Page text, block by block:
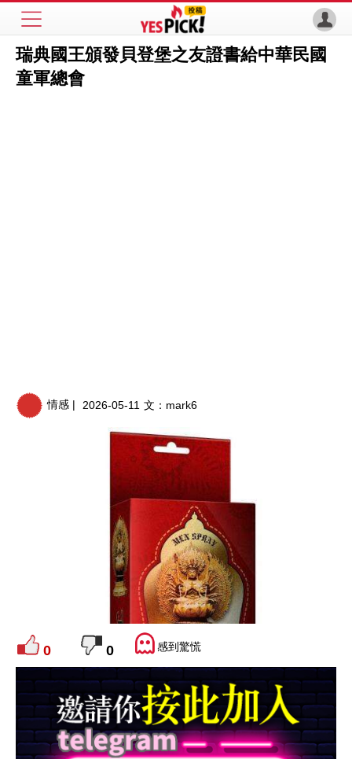
瑞典國王頒發貝登堡之友證書給中華民國
童軍總會
情感 | 2026-05-11 文： mark6
0 0 感到驚慌